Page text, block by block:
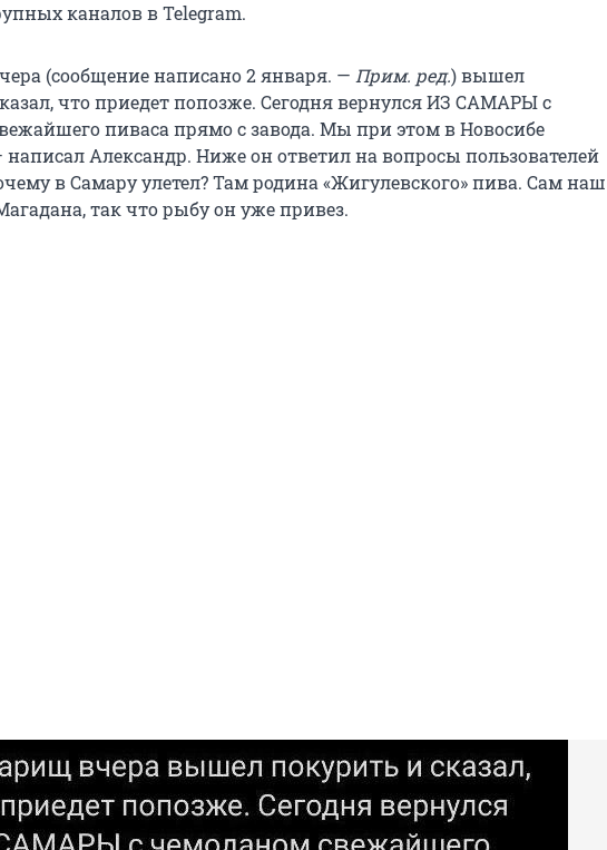
каналов в Telegram.
(сообщение написано 2 января. — Прим. ред.) вышел
что приедет попозже. Сегодня вернулся ИЗ САМАРЫ с
пиваса прямо с завода. Мы при этом в Новосибе
Александр. Ниже он ответил на вопросы пользователей
в Самару улетел? Там родина «Жигулевского» пива. Сам наш
так что рыбу он уже привез.